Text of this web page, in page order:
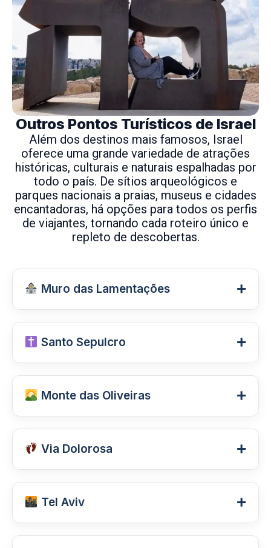
Outros Pontos Turísticos de Israel
Além dos destinos mais famosos, Israel
oferece uma grande variedade de atrações
históricas, culturais e naturais espalhadas por
todo o país. De sítios arqueológicos e
parques nacionais a praias, museus e cidades
encantadoras, há opções para todos os perfis
de viajantes, tornando cada roteiro único e
repleto de descobertas.
Muro das Lamentações +
O principal local de oração do povo
judeu. Milhares de visitantes passam
diariamente pelo monumento para
fazer orações e deixar pedidos entre
Santo Sepulcro +
Uma das igrejas mais importantes do
cristianismo, construída no local
onde, segundo a tradição, Jesus foi
crucificado, sepultado e ressuscitou.
Monte das Oliveiras +
Oferece uma das mais belas vistas
panorâmicas de Jerusalém e possui
grande importância histórica e
religiosa.
Via Dolorosa +
Tradicional percurso percorrido por
Jesus até o Calvário, sendo uma das
experiências mais emocionantes para
Tel Aviv +
Capital financeira de Israel, famosa